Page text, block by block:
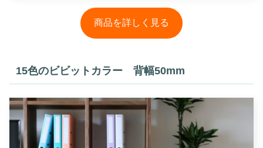
商品を詳しく見る
15色のビビットカラー 背幅50mm